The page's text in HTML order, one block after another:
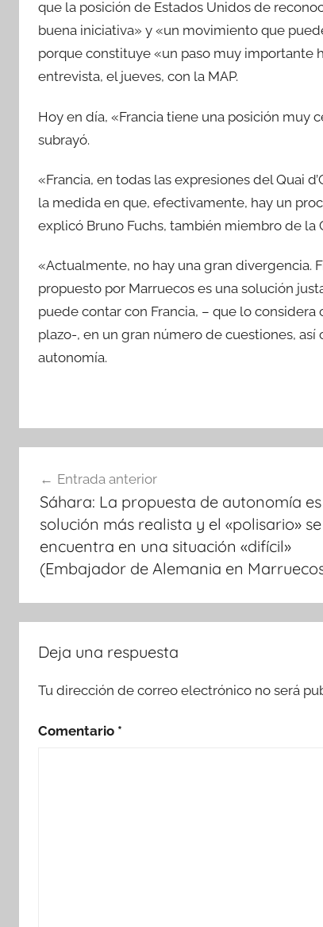
que la posición de Estados Unidos de
buena iniciativa» y «un movimiento que
porque constituye «un paso muy importante
entrevista, el jueves, con la MAP.
Hoy en día, «Francia tiene una posición muy
subrayó.
«Francia, en todas las expresiones del Quai
la medida en que, efectivamente, hay un
explicó Bruno Fuchs, también miembro de la
«Actualmente, no hay una gran divergencia.
propuesto por Marruecos es una solución
puede contar con Francia, – que lo
plazo-, en un gran número de cuestiones,
autonomía.
de
entradas
Entrada anterior
Sáhara: La propuesta de autonomía
solución más realista y el «polisario» se
encuentra en una situación «difícil»
(Embajador de Alemania en
Deja una respuesta
Tu dirección de correo electrónico no será
Comentario *